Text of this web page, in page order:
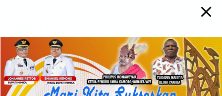
Menjelang Pemilu 2029, PAN Mimika Perkuat
Konsolidasi Internal
November 30, 2025 Maurist
TIMIKA, PE – Dewan Pimpinan Daerah (DPD) Partai Amanat
Nasional (PAN) Kabupaten Mimika menggelar Rapat